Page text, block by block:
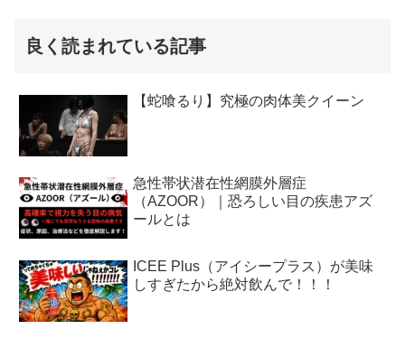
良く読まれている記事
【蛇喰るり】究極の肉体美クイーン
急性帯状潜在性網膜外層症
（AZOOR）｜恐ろしい目の疾患アズ
ールとは
ICEE Plus（アイシープラス）が美味
しすぎたから絶対飲んで！！！